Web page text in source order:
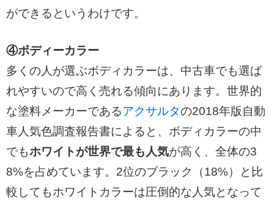
ができるというわけです。
④ボディーカラー
多くの人が選ぶボディカラーは、中古車でも選ば
れやすいので高く売れる傾向にあります。世界的
な塗料メーカーであるアクサルタの2018年版自動
車人気色調査報告書によると、ボディカラーの中
でもホワイトが世界で最も人気が高く、全体の3
8%を占めています。2位のブラック（18%）と比
較してもホワイトカラーは圧倒的な人気となって